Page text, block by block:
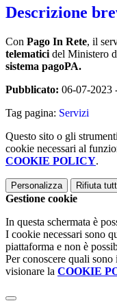
Descrizione
Con Pago In Rete, il
telematici del Ministero
sistema pagoPA.
Pubblicato: 06-07-2023
Tag pagina: Servizi
Questo sito o gli
cookie necessari al
COOKIE POLICY.
Personalizza Rifiuta
Gestione cookie
In questa schermata è
I cookie necessari sono
piattaforma e non è
Per conoscere quali
visionare la COOKIE